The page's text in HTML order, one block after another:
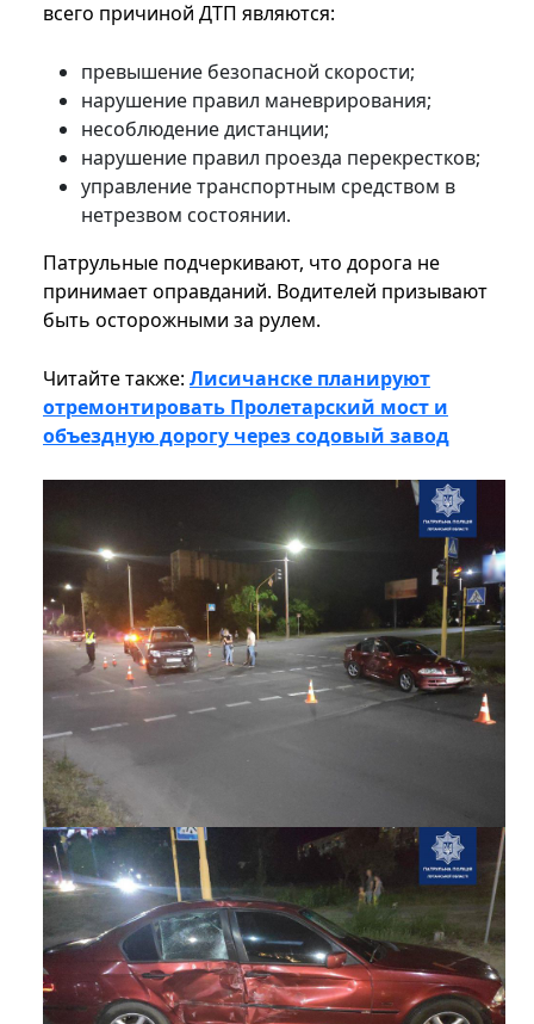
всего причиной ДТП являются:
превышение безопасной скорости;
нарушение правил маневрирования;
несоблюдение дистанции;
нарушение правил проезда перекрестков;
управление транспортным средством в
нетрезвом состоянии.
Патрульные подчеркивают, что дорога не
принимает оправданий. Водителей призывают
быть осторожными за рулем.
Читайте также: Лисичанске планируют
отремонтировать Пролетарский мост и
объездную дорогу через содовый завод